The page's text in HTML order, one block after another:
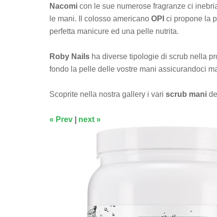
Nacomi con le sue numerose fragranze ci
le mani. Il colosso americano OPI ci propone la
perfetta manicure ed una pelle nutrita.
Roby Nails ha diverse tipologie di scrub nella
fondo la pelle delle vostre mani assicurandoci
Scoprite nella nostra gallery i vari scrub mani
« Prev next »